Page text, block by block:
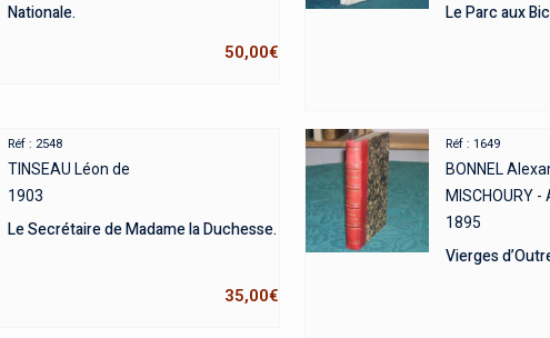
Nationale.
50,00€
Le Parc aux
Réf : 2548
TINSEAU Léon de
1903
Le Secrétaire de Madame la Duchesse.
35,00€
Réf : 1649
BONNEL
MISCHOURY -
1895
Vierges